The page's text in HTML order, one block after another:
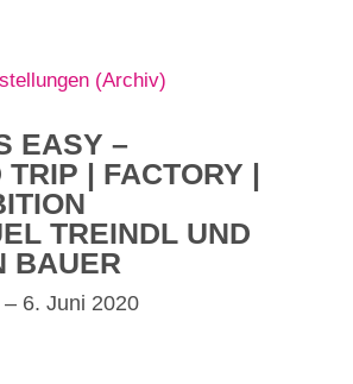
(Archiv)
EASY –
TRIP | FACTORY |
TREINDL UND
BAUER
6. Juni 2020